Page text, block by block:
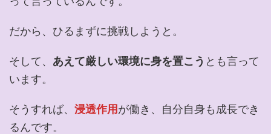
だから、ひるまずに挑戦しようと。
そして、 あえて厳しい環境に身を置こう とも言って
います。
そうすれば、 浸透作用が働き、自分自身も成長でき
るんです。